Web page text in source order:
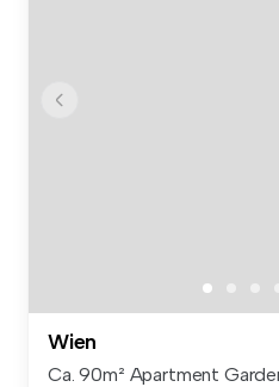
Wien
Ca. 90m² Apartment